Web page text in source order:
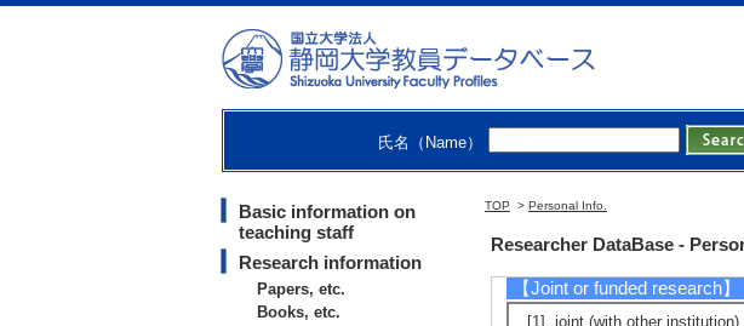
氏名（Name）
Basic information on
teaching staff
Research information
Papers, etc.
Books, etc.
TOP > Personal Info.
Researcher DataBase -
JSOL （2025/12/5） other
[Presenter]Kokubo Shoko1 ,
[4]. サトイモの来た道
日本植物学会 ８９大会 （
日本植物バイオテテクノロジ
【Joint or funded research】
[1]. joint (with other